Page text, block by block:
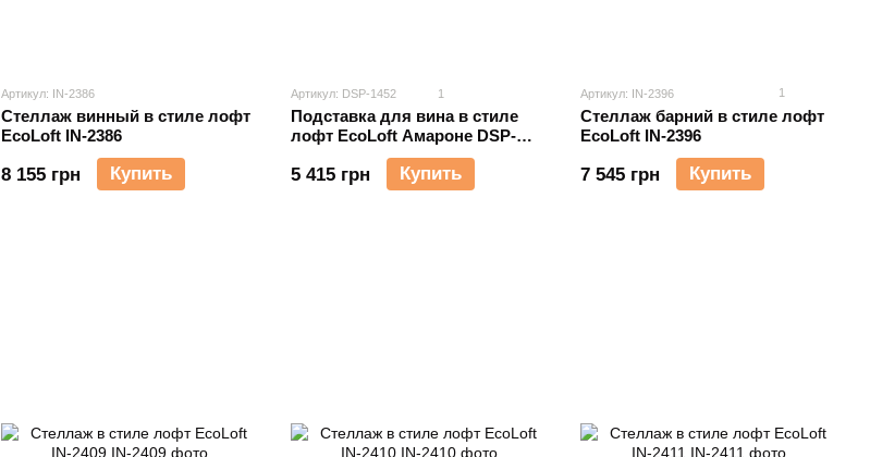
Артикул: IN-2386
Стеллаж винный в стиле лофт
EcoLoft IN-2386
8 155 грн Купить
Артикул: DSP-1452 1
Подставка для вина в стиле
лофт EcoLoft Амароне DSP-
5 415 грн Купить
Артикул: IN-2396 1
Стеллаж барний в стиле лофт
EcoLoft IN-2396
7 545 грн Купить